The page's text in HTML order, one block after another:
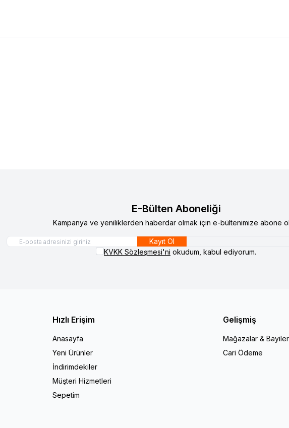
E-Bülten Aboneliği
Kampanya ve yeniliklerden haberdar olmak için e-bültenimize abone
Kayıt Ol
KVKK Sözleşmesi'ni okudum, kabul ediyorum.
Hızlı Erişim
Anasayfa
Yeni Ürünler
İndirimdekiler
Müşteri Hizmetleri
Sepetim
Gelişmiş
Mağazalar & Bayiler
Cari Ödeme